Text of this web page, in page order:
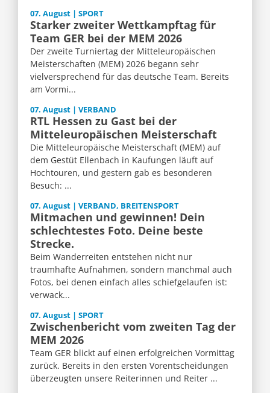
07. August | SPORT
Starker zweiter Wettkampftag für
Team GER bei der MEM 2026
Der zweite Turniertag der Mitteleuropäischen
Meisterschaften (MEM) 2026 begann sehr
vielversprechend für das deutsche Team. Bereits
am Vormi...
07. August | VERBAND
RTL Hessen zu Gast bei der
Mitteleuropäischen Meisterschaft
Die Mitteleuropäische Meisterschaft (MEM) auf
dem Gestüt Ellenbach in Kaufungen läuft auf
Hochtouren, und gestern gab es besonderen
Besuch: ...
07. August | VERBAND, BREITENSPORT
Mitmachen und gewinnen! Dein
schlechtestes Foto. Deine beste
Strecke.
Beim Wanderreiten entstehen nicht nur
traumhafte Aufnahmen, sondern manchmal auch
Fotos, bei denen einfach alles schiefgelaufen ist:
verwack...
07. August | SPORT
Zwischenbericht vom zweiten Tag der
MEM 2026
Team GER blickt auf einen erfolgreichen Vormittag
zurück. Bereits in den ersten Vorentscheidungen
überzeugten unsere Reiterinnen und Reiter ...